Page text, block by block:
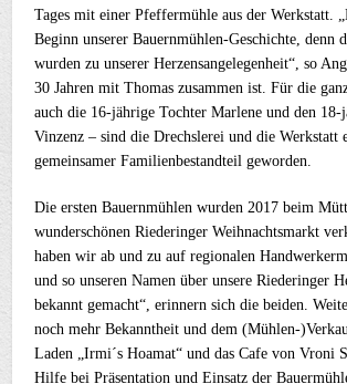
Tages mit einer Pfeffermühle aus der Werkstatt.
Beginn unserer Bauernmühlen-Geschichte, denn
wurden zu unserer Herzensangelegenheit“, so
30 Jahren mit Thomas zusammen ist. Für die
auch die 16-jährige Tochter Marlene und den 18-
Vinzenz – sind die Drechslerei und die Werkstatt
gemeinsamer Familienbestandteil geworden.
Die ersten Bauernmühlen wurden 2017 beim
wunderschönen Riederinger Weihnachtsmarkt
haben wir ab und zu auf regionalen
und so unseren Namen über unsere Riederinger
bekannt gemacht“, erinnern sich die beiden.
noch mehr Bekanntheit und dem (Mühlen-
Laden „Irmi´s Hoamat“ und das Cafe von Vroni
Hilfe bei Präsentation und Einsatz der